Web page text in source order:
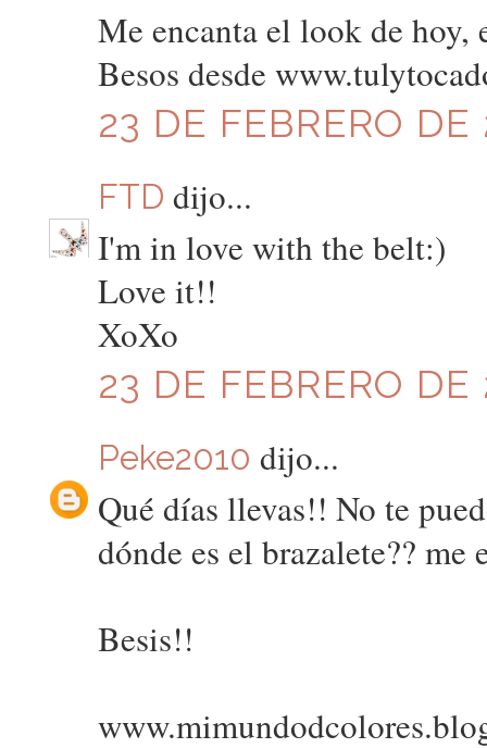
Me encanta el look de hoy,
Besos desde
23 DE FEBRERO
FTD dijo...
I'm in love with the belt:)
Love it!!
XoXo
23 DE FEBRERO
Peke2010 dijo...
Qué días llevas!! No te
dónde es el brazalete?? me
Besis!!